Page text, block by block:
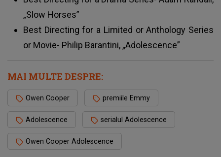
„Slow Horses”
Best Directing for a Limited or Anthology Series
or Movie- Philip Barantini, „Adolescence”
MAI MULTE DESPRE:
Owen Cooper premiile Emmy
Adolescence serialul Adolescence
Owen Cooper Adolescence